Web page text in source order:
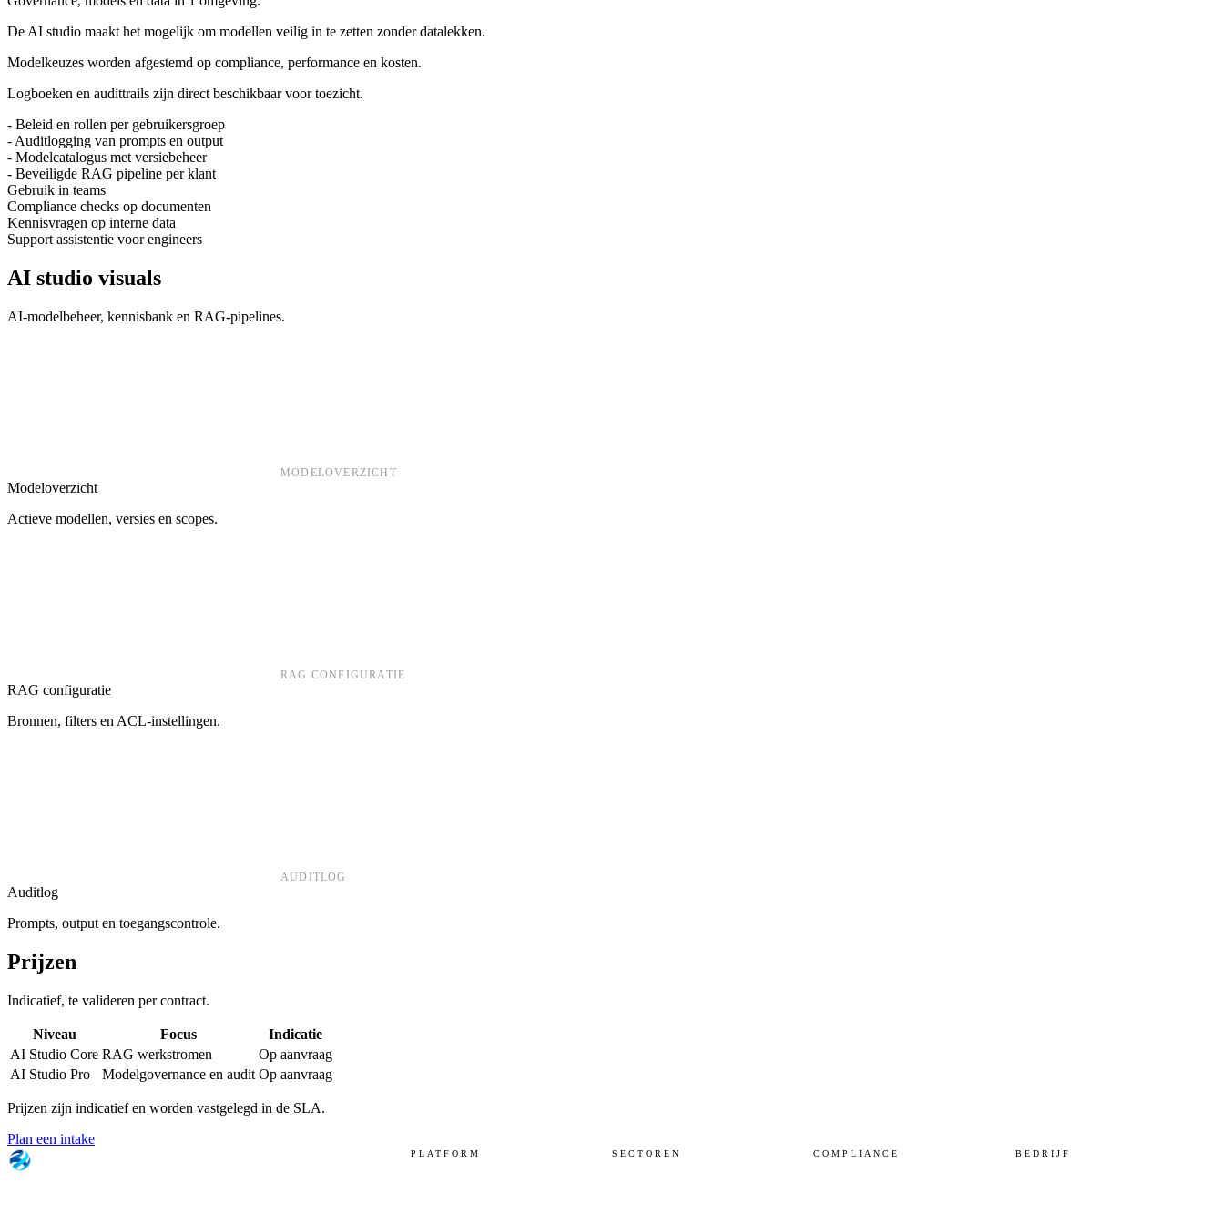
De AI studio maakt het mogelijk om modellen veilig in te zetten zonder datalekken.
Modelkeuzes worden afgestemd op compliance, performance en kosten.
Logboeken en audittrails zijn direct beschikbaar voor toezicht.
- Beleid en rollen per gebruikersgroep
- Auditlogging van prompts en output
- Modelcatalogus met versiebeheer
- Beveiligde RAG pipeline per klant
Gebruik in teams
Compliance checks op documenten
Kennisvragen op interne data
Support assistentie voor engineers
AI studio visuals
AI-modelbeheer, kennisbank en RAG-pipelines.
MODELOVERZICHT
Modeloverzicht
Actieve modellen, versies en scopes.
RAG CONFIGURATIE
RAG configuratie
Bronnen, filters en ACL-instellingen.
AUDITLOG
Auditlog
Prompts, output en toegangscontrole.
Prijzen
Indicatief, te valideren per contract.
Niveau Focus
Indicatie
AI Studio Core RAG werkstromen
Op aanvraag
AI Studio Pro
Modelgovernance en audit Op aanvraag
Prijzen zijn indicatief en worden vastgelegd in de SLA.
Plan een intake
PLATFORM SECTOREN COMPLIANCE BEDRIJF